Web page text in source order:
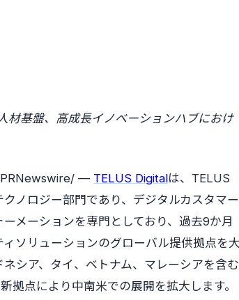
材基盤、高成長イノベーションハブにおけ
— TELUS Digitalは、TELUS
ノロジー部門であり、デジタルカスタマー
メーションを専門としており、過去9か月
ソリューションのグローバル提供拠点を大
シア、タイ、ベトナム、マレーシアを含む
拠点により中南米での展開を拡大します。